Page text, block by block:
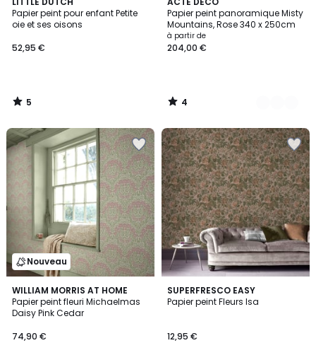
Papier peint pour enfant Petite
oie et ses oisons
52,95 €
/
5
5
/
Papier peint panoramique Misty
Mountains, Rose 340 x 250cm
à partir de
204,00 €
/
5
5
Couleurs
4
/
Nouveau
WILLIAM MORRIS AT HOME
Papier peint fleuri Michaelmas
Daisy Pink Cedar
74,90 €
SUPERFRESCO EASY
Papier peint Fleurs Isa
12,95 €